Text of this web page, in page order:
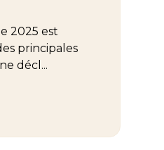
2025 est
principales
décl...